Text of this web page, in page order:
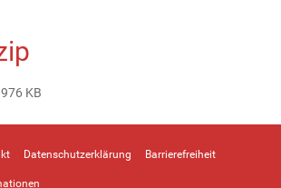
KB
Datenschutzerklärung Barrierefreiheit